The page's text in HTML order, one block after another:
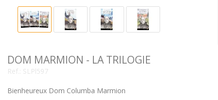
DOM MARMION - LA TRILOGIE
Ref.: SLPl597
Bienheureux Dom Columba Marmion